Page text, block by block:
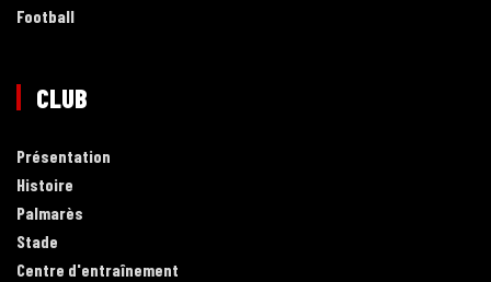
Football
CLUB
Présentation
Histoire
Palmarès
Stade
Centre d'entraînement